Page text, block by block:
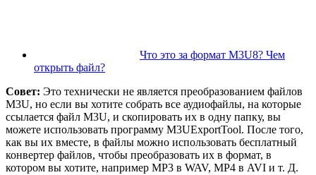
Что это за формат M3U8? Чем
открыть файл?
Совет: Это технически не является преобразованием файлов
M3U, но если вы хотите собрать все аудиофайлы, на которые
ссылается файл M3U, и скопировать их в одну папку, вы
можете использовать программу M3UExportTool. После того,
как вы их вместе, в файлы можно использовать бесплатный
конвертер файлов, чтобы преобразовать их в формат, в
котором вы хотите, например MP3 в WAV, MP4 в AVI и т. Д.